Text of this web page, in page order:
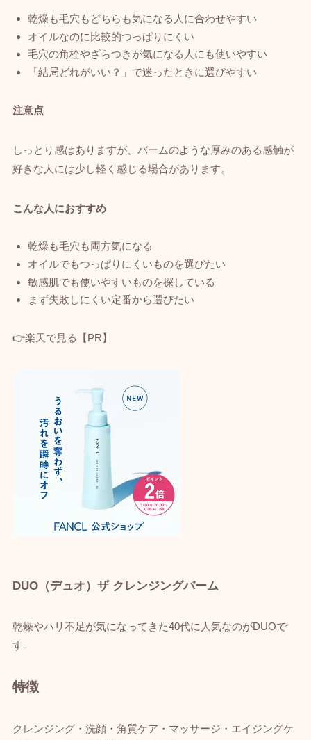
乾燥も毛穴もどちらも気になる人に合わせやすい
オイルなのに比較的つっぱりにくい
毛穴の角栓やざらつきが気になる人にも使いやすい
「結局どれがいい？」で迷ったときに選びやすい
注意点
しっとり感はありますが、バームのような厚みのある感触が
好きな人には少し軽く感じる場合があります。
こんな人におすすめ
乾燥も毛穴も両方気になる
オイルでもつっぱりにくいものを選びたい
敏感肌でも使いやすいものを探している
まず失敗しにくい定番から選びたい
👉楽天で見る【PR】
DUO（デュオ）ザ クレンジングバーム
乾燥やハリ不足が気になってきた40代に人気なのがDUOで
す。
特徴
クレンジング・洗顔・角質ケア・マッサージ・エイジングケ